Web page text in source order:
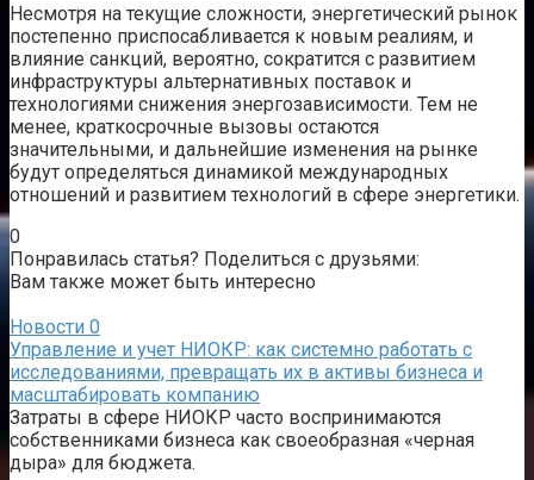
Несмотря на текущие сложности, энергетический рынок
постепенно приспосабливается к новым реалиям, и
влияние санкций, вероятно, сократится с развитием
инфраструктуры альтернативных поставок и
технологиями снижения энергозависимости. Тем не
менее, краткосрочные вызовы остаются
значительными, и дальнейшие изменения на рынке
будут определяться динамикой международных
отношений и развитием технологий в сфере энергетики.
0
Понравилась статья? Поделиться с друзьями:
Вам также может быть интересно
Новости 0
Управление и учет НИОКР: как системно работать с
исследованиями, превращать их в активы бизнеса и
масштабировать компанию
Затраты в сфере НИОКР часто воспринимаются
собственниками бизнеса как своеобразная «черная
дыра» для бюджета.